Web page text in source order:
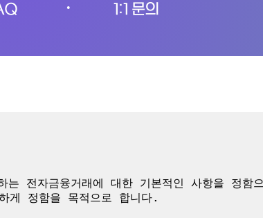
• 1:1 문의
전자금융거래에 대한 기본적인 사항을 정함으
게 정함을 목적으로 합니다.